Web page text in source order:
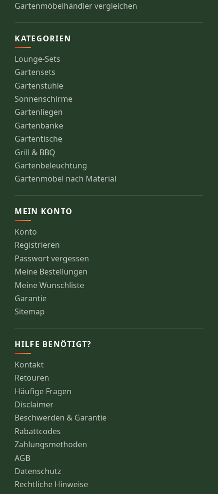
Gartenmöbelhändler vergleichen
KATEGORIEN
Lounge-Sets
Gartensets
Gartenstühle
Sonnenschirme
Gartenliegen
Gartenbänke
Gartentische
Grill & BBQ
Gartenbeleuchtung
Gartenmöbel nach Material
MEIN KONTO
Konto
Registrieren
Passwort vergessen
Meine Bestellungen
Meine Wunschliste
Garantie
Sitemap
HILFE BENÖTIGT?
Kontakt
Retouren
Häufige Fragen
Disclaimer
Beschwerden & Garantie
Rabattcodes
Zahlungsmethoden
AGB
Datenschutz
Rechtliche Hinweise